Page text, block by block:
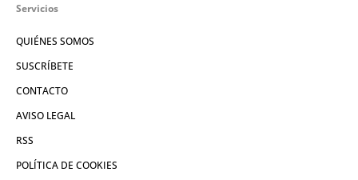
Servicios
QUIÉNES SOMOS
SUSCRÍBETE
CONTACTO
AVISO LEGAL
RSS
POLÍTICA DE COOKIES